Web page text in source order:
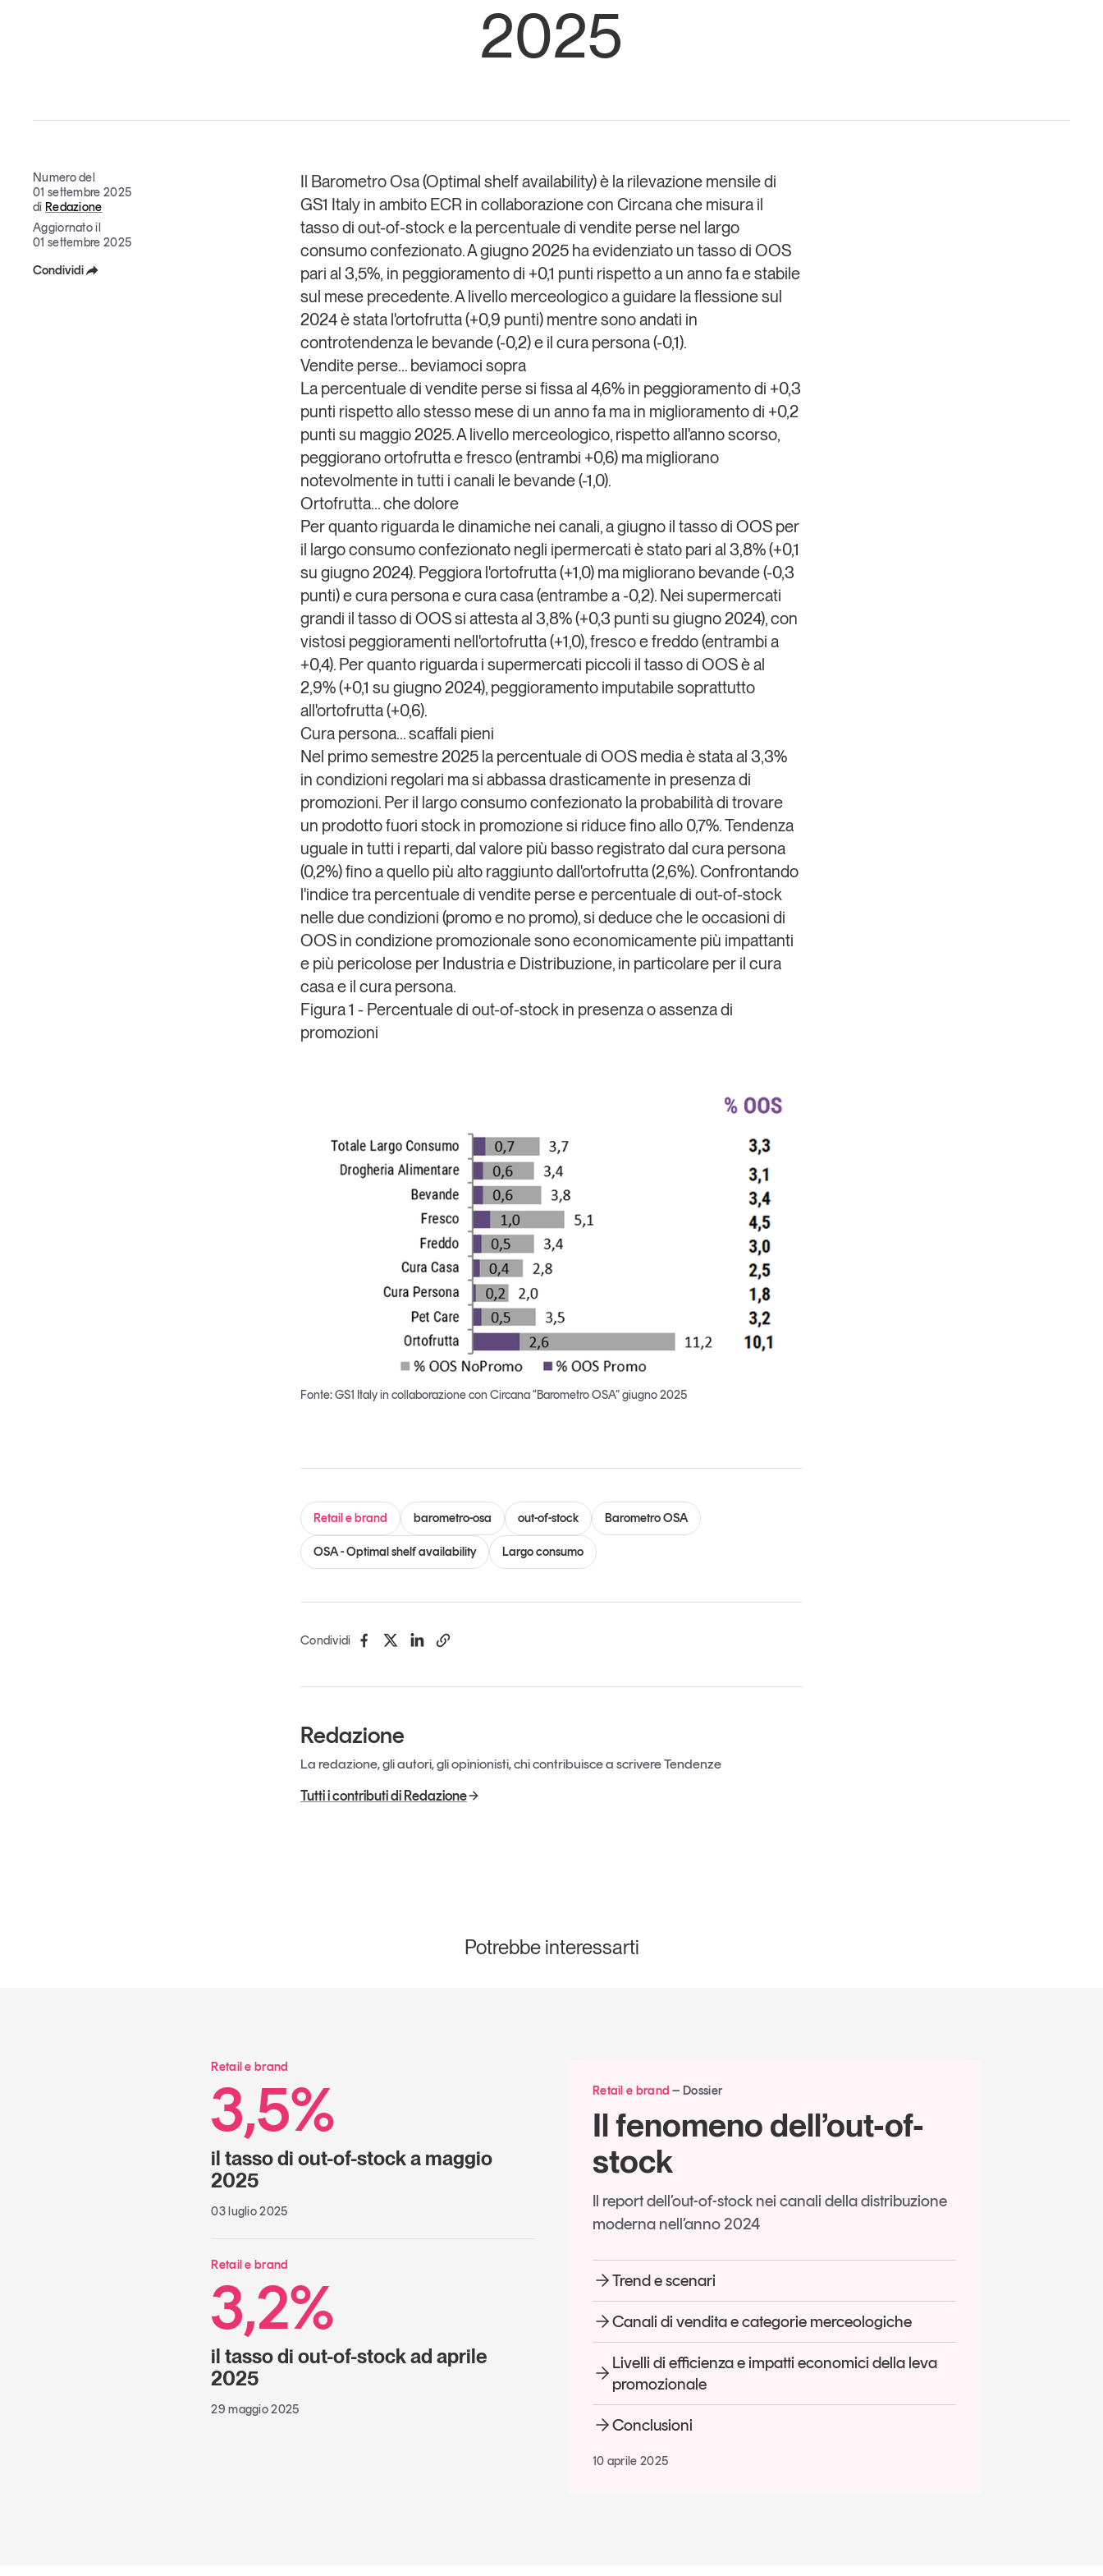
Eventi e formazione
Tutti gli
appuntamenti
dell’economia a professionisti e consumatori
GS1 Italy Tendenze GS1 Italy
2025
Numero del
01 settembre 2025
di Redazione
Aggiornato il
01 settembre 2025
Condividi
Il Barometro Osa (Optimal shelf availability)è la rilevazione mensile di
GS1 Italyin ambito ECR in collaborazione con Circanache misurail
tasso di out-of-stock e la percentuale di vendite persenel largo
consumo confezionato. Agiugno 2025ha evidenziato un tasso di OOS
pari al 3,5%, in peggioramento di +0,1 punti rispetto a un anno fa e stabile
sul mese precedente. A livello merceologico a guidare la flessione sul
2024 è statal'ortofrutta(+0,9 punti) mentre sono andati in
controtendenza le bevande (-0,2) e il cura persona (-0,1).
Vendite perse... beviamoci sopra
La percentuale di vendite persesi fissa al 4,6% in peggioramento di +0,3
punti rispetto allo stesso mese di un anno fa ma in miglioramento di +0,2
punti su maggio 2025. A livello merceologico, rispetto all'anno scorso,
peggiorano ortofrutta e fresco (entrambi +0,6) ma migliorano
notevolmente in tutti i canali le bevande(-1,0).
Ortofrutta... che dolore
Per quanto riguarda le dinamiche nei canali, a giugno il tasso di OOS per
il largo consumo confezionato negli ipermercati è stato pari al 3,8% (+0,1
su giugno 2024). Peggiora l'ortofrutta (+1,0) ma migliorano bevande (-0,3
punti) ecura persona e cura casa(entrambe a -0,2). Nei supermercati
grandi il tasso di OOS si attesta al 3,8% (+0,3 punti su giugno 2024), con
vistosi peggioramenti nell'ortofrutta (+1,0),fresco e freddo(entrambi a
+0,4). Per quanto riguarda i supermercati piccoli il tasso di OOS è al
2,9% (+0,1 su giugno 2024), peggioramento imputabile soprattutto
all'ortofrutta (+0,6).
Cura persona... scaffali pieni
Nel primo semestre 2025 la percentuale di OOS media è stata al 3,3%
in condizioni regolari ma si abbassa drasticamente in presenza di
promozioni. Per il largo consumo confezionato la probabilità di trovare
un prodotto fuori stock in promozione si riducefino allo 0,7%.Tendenza
uguale in tutti i reparti, dal valore più basso registrato dal cura persona
(0,2%) fino a quello più alto raggiunto dall'ortofrutta (2,6%). Confrontando
l'indice tra percentuale di vendite perse e percentuale di out-of-stock
nelle due condizioni (promo e no promo), si deduce che le occasioni di
OOS in condizione promozionalesono economicamente più impattanti
e più pericoloseper Industria e Distribuzione, in particolare per il cura
casa e il cura persona.
Figura 1 - Percentuale di out-of-stock in presenza o assenza di
promozioni
Fonte: GS1 Italy in collaborazione con Circana “Barometro OSA” giugno 2025
Retail e brand barometro-osa out-of-stock Barometro OSA
OSA - Optimal shelf availability Largo consumo
Condividi
Redazione
La redazione, gli autori, gli opinionisti, chi contribuisce a scrivere Tendenze
Tutti i contributi di Redazione
Potrebbe interessarti
Retail e brand Dossier
Il fenomeno dell’out-of-
stock
Il report dell’out-of-stock nei canali della distribuzione
moderna nell’anno 2024
Trend e scenari
Canali di vendita e categorie merceologiche
Livelli di efficienza e impatti economici della leva
promozionale
Conclusioni
10 aprile 2025
Retail e brand
3,5%
il tasso di out-of-stock a maggio
2025
03 luglio 2025
Retail e brand
3,2%
il tasso di out-of-stock ad aprile
2025
29 maggio 2025